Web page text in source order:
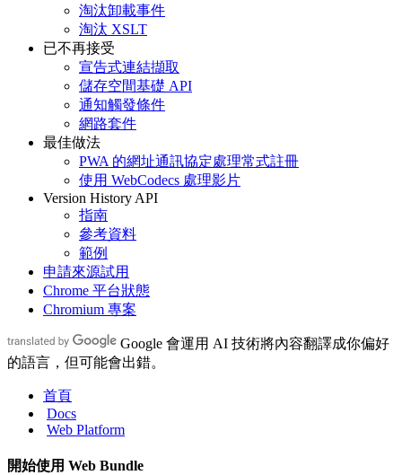
淘汰卸載事件
淘汰 XSLT
已不再接受
宣告式連結擷取
儲存空間基礎 API
通知觸發條件
網路套件
最佳做法
PWA 的網址通訊協定處理常式註冊
使用 WebCodecs 處理影片
Version History API
指南
參考資料
範例
申請來源試用
Chrome 平台狀態
Chromium 專案
Google 會運用 AI 技術將內容翻譯成你偏好
的語言，但可能會出錯。
首頁
Docs
Web Platform
開始使用 Web Bundle